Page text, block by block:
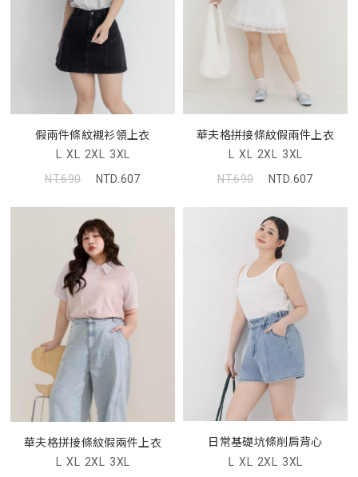
假兩件條紋襯衫領上衣
L XL 2XL 3XL
NT.690
NTD.607
華夫格拼接條紋假兩件上衣
L XL 2XL 3XL
NT.690
NTD.607
華夫格拼接條紋假兩件上衣
L XL 2XL 3XL
日常基礎坑條削肩背心
L XL 2XL 3XL